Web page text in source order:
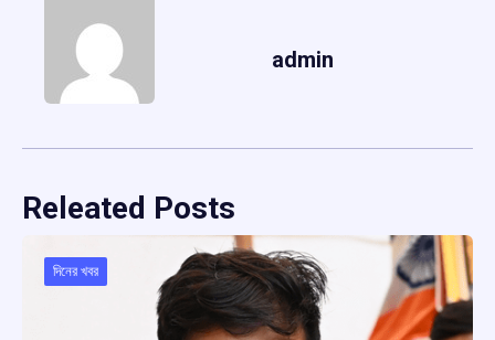
admin
Releated Posts
দিনের খবর